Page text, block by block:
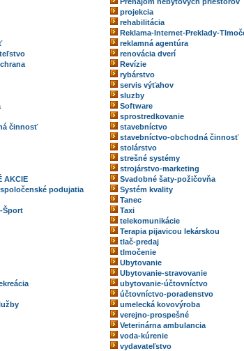
projekcia
rehabilitácia
Reklama-Internet-Preklady-
reklamná agentúra
renovácia dverí
Revízie
rybárstvo
servis výťahov
sluzby
Software
sprostredkovanie
činnosť
stavebníctvo
stavebníctvo-obchodná činnosť
stolárstvo
strešné systémy
strojárstvo-marketing
AKCIE
Svadobné šaty-požičovňa
podujatia
Systém kvality
Tanec
Šport
Taxi
telekomunikácie
Terapia pijavicou lekárskou
tlač-predaj
tlmočenie
Ubytovanie
Ubytovanie-stravovanie
ubytovanie-účtovníctvo
účtovníctvo-poradenstvo
umelecká kovovýroba
verejno-prospešné
Veterinárna ambulancia
voda-kúrenie
vydavateľstvo